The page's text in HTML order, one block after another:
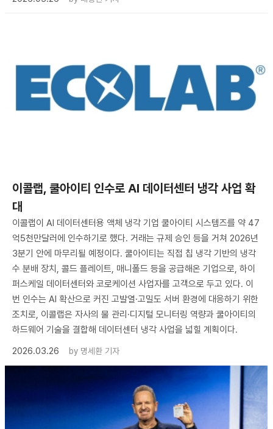
이콜랩, 쿨아이티 인수로 AI 데이터센터 냉각 사업 확
대
이콜랩이 AI 데이터센터용 액체 냉각 기업 쿨아이티 시스템즈를 약 47
억5천만달러에 인수하기로 했다. 거래는 규제 승인 등을 거쳐 2026년
3분기 안에 마무리될 예정이다. 쿨아이티는 직접 칩 냉각 기반의 냉각
수 분배 장치, 콜드 플레이트, 매니폴드 등을 공급해온 기업으로, 하이
퍼스케일 데이터센터와 코로케이션 사업자를 고객으로 두고 있다. 이
번 인수는 AI 확산으로 커진 고발열·고밀도 서버 환경에 대응하기 위한
조치로, 이콜랩은 자사의 물 관리·디지털 모니터링 역량과 쿨아이티의
하드웨어 기술을 결합해 데이터센터 냉각 사업을 넓힐 계획이다.
2026.03.26
by 명세환 기자